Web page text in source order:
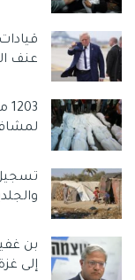
عنف
لمشافي
بن
إلى